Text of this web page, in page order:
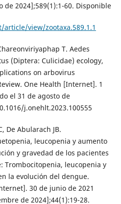
de 2024];589(1):1-60. Disponible
view/zootaxa.589.1.1
T. Aedes
(Diptera: Culicidae) ecology,
on arbovirus
One Health [Internet]. 1
el 31 de agosto de
j.onehlt.2023.100555
De Abularach JB.
leucopenia y aumento
y gravedad de los pacientes
Trombocitopenia, leucopenia y
la evolución del dengue.
30 de junio de 2021
de 2024];44(1):19-28.